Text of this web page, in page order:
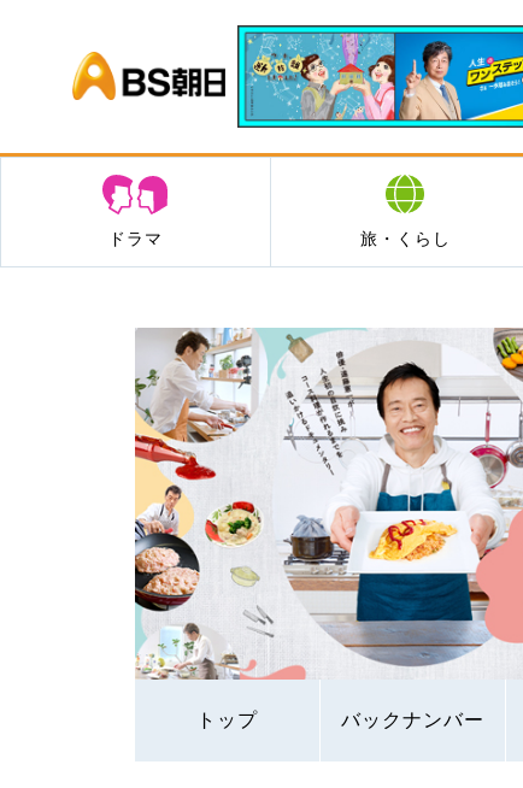
BS朝日
ドラマ 旅・くらし
トップ バックナンバー